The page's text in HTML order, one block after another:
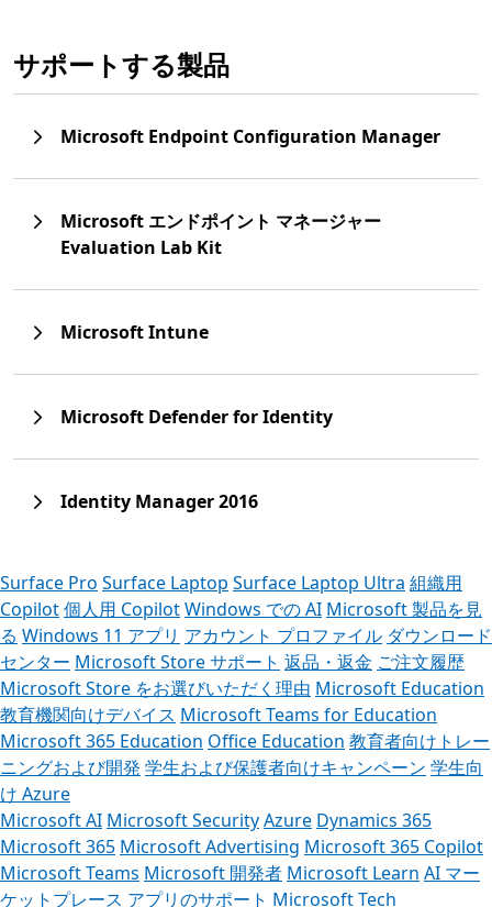
サポートする製品
Microsoft Endpoint Configuration Manager
Microsoft エンドポイント マネージャー
Evaluation Lab Kit
Microsoft Intune
Microsoft Defender for Identity
Identity Manager 2016
Surface Pro Surface Laptop Surface Laptop Ultra 組織用
Copilot個人用 CopilotWindows での AI Microsoft 製品を見
る Windows 11 アプリ アカウント プロファイル ダウンロード
センター Microsoft Store サポート 返品・返金 ご注文履歴
Microsoft Store をお選びいただく理由 Microsoft Education
教育機関向けデバイス Microsoft Teams for Education
Microsoft 365 Education Office Education 教育者向けトレー
ニングおよび開発 学生および保護者向けキャンペーン 学生向
け Azure
Microsoft AI Microsoft SecurityAzure Dynamics 365
Microsoft 365 Microsoft Advertising Microsoft 365 Copilot
Microsoft Teams Microsoft 開発者 Microsoft Learn AI マー
ケットプレース アプリのサポート Microsoft Tech